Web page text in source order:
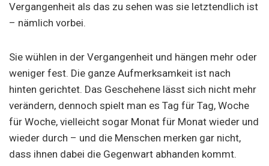
Vergangenheit als das zu sehen was sie letztendlich ist
– nämlich vorbei.
Sie wühlen in der Vergangenheit und hängen mehr oder
weniger fest. Die ganze Aufmerksamkeit ist nach
hinten gerichtet. Das Geschehene lässt sich nicht mehr
verändern, dennoch spielt man es Tag für Tag, Woche
für Woche, vielleicht sogar Monat für Monat wieder und
wieder durch – und die Menschen merken gar nicht,
dass ihnen dabei die Gegenwart abhanden kommt.